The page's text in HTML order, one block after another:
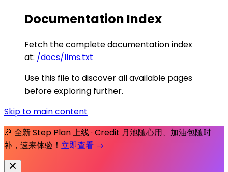
Documentation Index
Fetch the complete documentation index
at: /docs/llms.txt
Use this file to discover all available pages
before exploring further.
Skip to main content
🎉 全新 Step Plan 上线 · Credit 月池随心用、加油包随时
补，速来体验！ 立即查看 →